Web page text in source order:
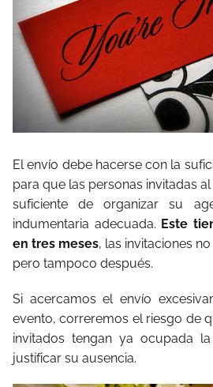
El envío debe hacerse con la
para que las personas invitadas
suficiente de organizar su
indumentaria adecuada. Este
en tres meses, las invitaciones
pero tampoco después.
Si acercamos el envío
evento, correremos el riesgo de
invitados tengan ya ocupada
justificar su ausencia.